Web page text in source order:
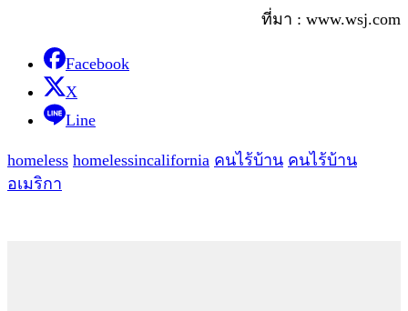
ที่มา : www.wsj.com
Facebook
X
Line
homeless homelessincalifornia คนไร้บ้าน คนไร้บ้าน
อเมริกา